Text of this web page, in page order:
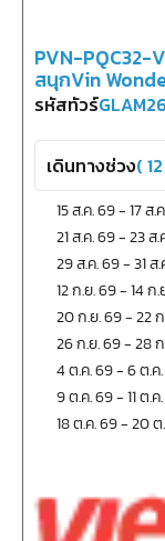
PVN-PQC32-
สนุกVin
รหัสทัวร์
เดินทางช่วง(12
15 ส.ค. 69-17 ส.
21 ส.ค. 69-23 ส
29 ส.ค. 69-31 ส
12 ก.ย. 69-14 ก
20 ก.ย. 69-22
26 ก.ย. 69-28
4 ต.ค. 69-6 ต.ค
9 ต.ค. 69-11 ต.
18 ต.ค. 69-20 ต